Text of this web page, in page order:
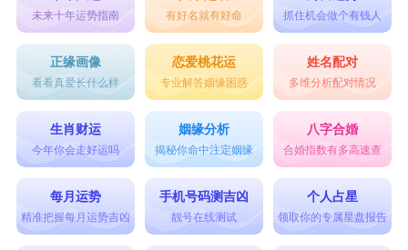
未来十年运势指南 有好名就有好命 抓住机会做个有钱人
正缘画像
看看真爱长什么样
恋爱桃花运
专业解答姻缘困惑
姓名配对
多维分析配对情况
生肖财运
今年你会走好运吗
姻缘分析
揭秘你命中注定姻缘
八字合婚
合婚指数有多高速查
每月运势
精准把握每月运势吉凶
手机号码测吉凶
靓号在线测试
个人占星
领取你的专属星盘报告